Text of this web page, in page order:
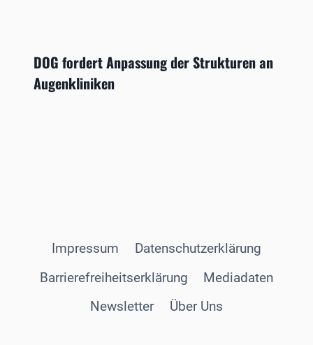
DOG fordert Anpassung der Strukturen an
Augenkliniken
Impressum
Datenschutzerklärung
Barrierefreiheitserklärung
Mediadaten
Newsletter
Über Uns